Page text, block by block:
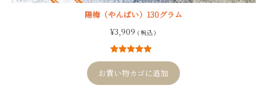
陽梅（やんばい）130グラム
¥3,909 ( 税込 )
8
件の利用者
評価に基づ
く5段階評価
のうち、
お買い物カゴに追加